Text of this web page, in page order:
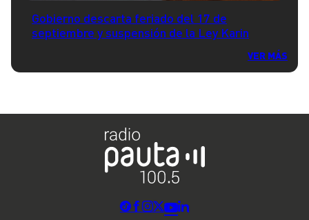
Gobierno descarta feriado del 17 de
septiembre y suspensión de la Ley Karin
VER MÁS